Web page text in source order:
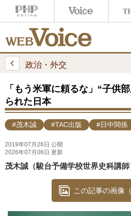
政治・外交
「もう米軍に頼るな」“子供
られた日本
#茂木誠 #TAC出版 #日中関係
2019年07月26日 公開
2026年07月06日 更新
茂木誠（駿台予備学校世界史科講師
この記事の画像